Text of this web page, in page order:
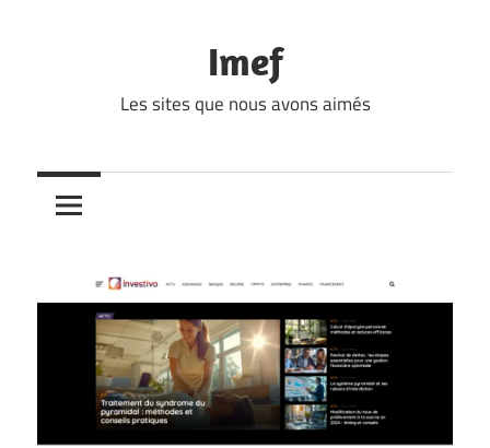
Imef
Les sites que nous avons aimés